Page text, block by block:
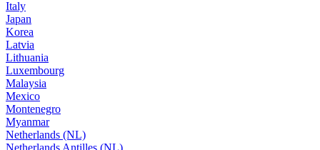
Italy
Japan
Korea
Latvia
Lithuania
Luxembourg
Malaysia
Mexico
Montenegro
Myanmar
Netherlands (NL)
Netherlands Antilles (NL)